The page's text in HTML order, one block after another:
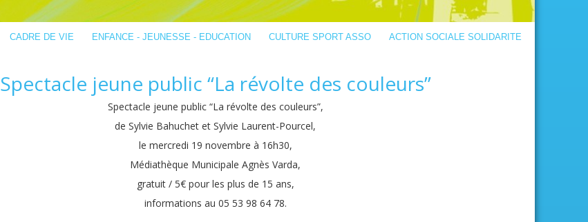
CADRE DE VIE ENFANCE - JEUNESSE - EDUCATION CULTURE SPORT ASSO ACTION SOCIALE SOLIDARITE
Spectacle jeune public “La révolte des couleurs”
Spectacle jeune public “La révolte des couleurs”,
de Sylvie Bahuchet et Sylvie Laurent-Pourcel,
le mercredi 19 novembre à 16h30,
Médiathèque Municipale Agnès Varda,
gratuit / 5€ pour les plus de 15 ans,
informations au 05 53 98 64 78.